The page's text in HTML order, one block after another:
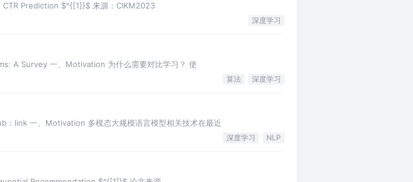
Prediction $^{[1]}$ 来源：CIKM2023
深度学习
A Survey 一、Motivation 为什么需要对比学习？ 使
算法 深度学习
link 一、Motivation 多模态大规模语言模型相关技术在最近
深度学习 NLP